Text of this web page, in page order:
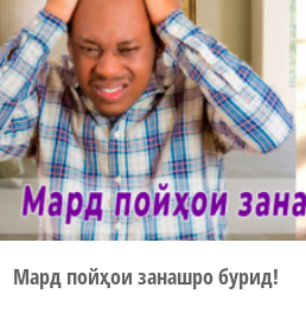
Мард пойҳои занашро бурид!